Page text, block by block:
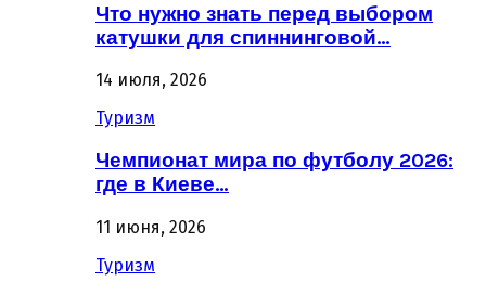
Что нужно знать перед выбором
катушки для спиннинговой…
14 июля, 2026
Туризм
Чемпионат мира по футболу 2026:
где в Киеве…
11 июня, 2026
Туризм